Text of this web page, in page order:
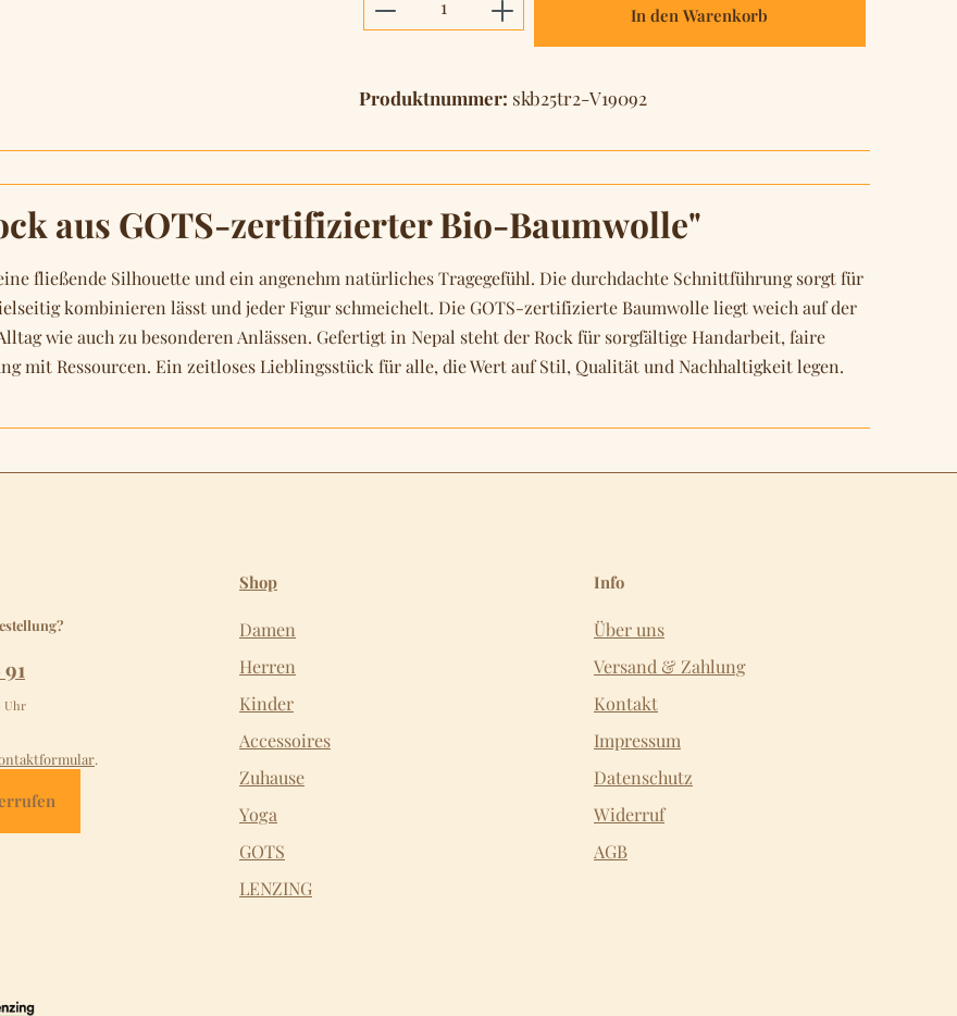
In den Warenkorb
Produktnummer: skb25tr2-V19092
aus GOTS-zertifizierter Bio-Baumwolle"
fließende Silhouette und ein angenehm natürliches Tragegefühl. Die durchdachte Schnittführung sorgt für
kombinieren lässt und jeder Figur schmeichelt. Die GOTS-zertifizierte Baumwolle liegt weich auf der
wie auch zu besonderen Anlässen. Gefertigt in Nepal steht der Rock für sorgfältige Handarbeit, faire
mit Ressourcen. Ein zeitloses Lieblingsstück für alle, die Wert auf Stil, Qualität und Nachhaltigkeit legen.
Uhr
.
Shop
Damen
Herren
Kinder
Accessoires
Zuhause
Yoga
GOTS
LENZING
Info
Über uns
Versand & Zahlung
Kontakt
Impressum
Datenschutz
Widerruf
AGB